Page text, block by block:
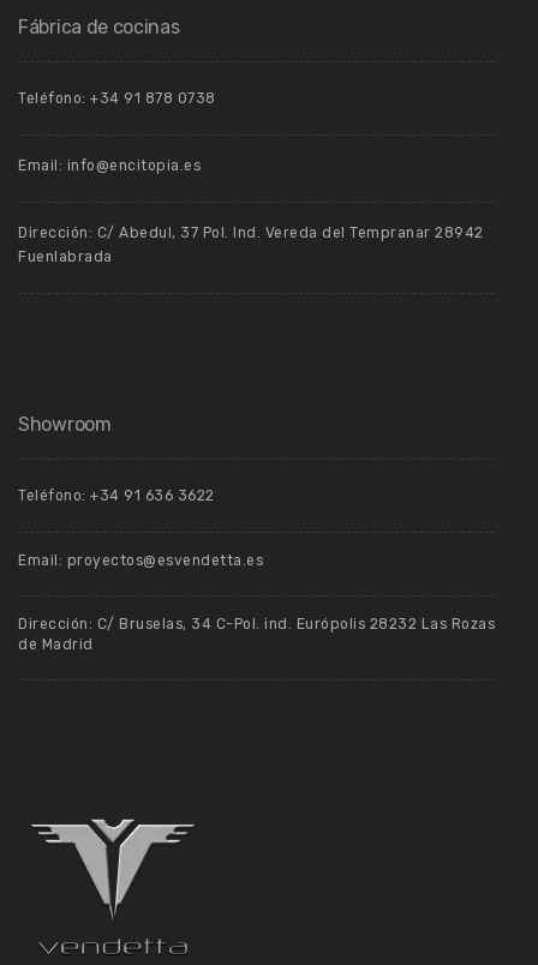
Fábrica de cocinas
Teléfono: +34 91 878 0738
Email: info@encitopia.es
Dirección: C/ Abedul, 37 Pol. Ind. Vereda del Tempranar 28942
Fuenlabrada
Showroom
Teléfono: +34 91 636 3622
Email: proyectos@esvendetta.es
Dirección: C/ Bruselas, 34 C-Pol. ind. Európolis 28232 Las Rozas
de Madrid